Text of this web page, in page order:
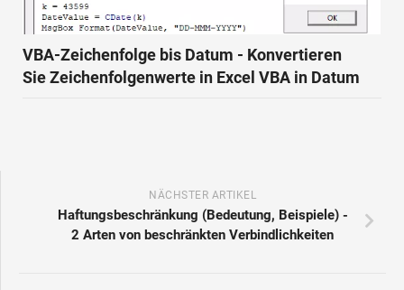
VBA-Zeichenfolge bis Datum - Konvertieren
Sie Zeichenfolgenwerte in Excel VBA in Datum
NÄCHSTER ARTIKEL
Haftungsbeschränkung (Bedeutung, Beispiele) -
2 Arten von beschränkten Verbindlichkeiten